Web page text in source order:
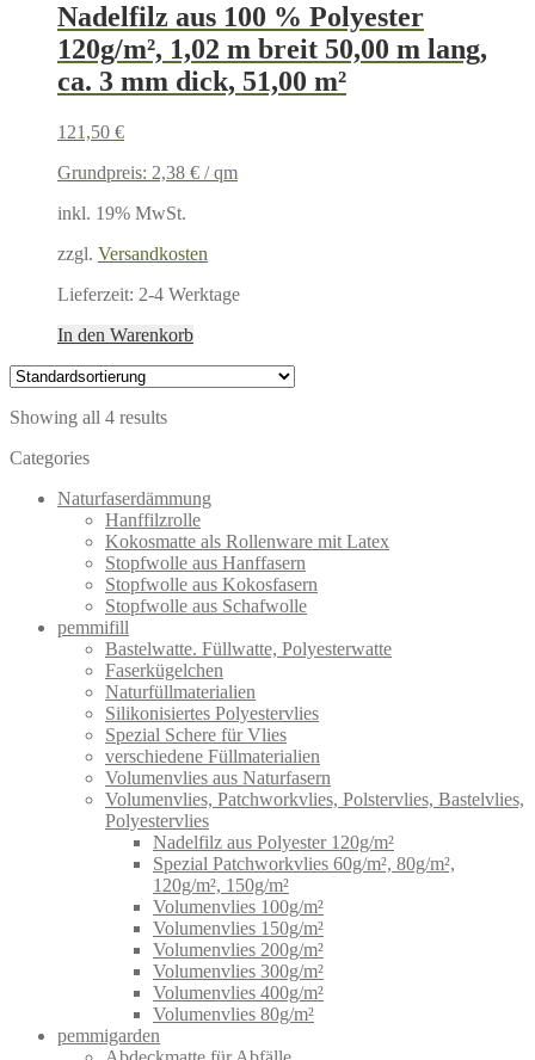
Nadelfilz aus 100 % Polyester
120g/m², 1,02 m breit 50,00 m lang,
ca. 3 mm dick, 51,00 m²
121,50 €
Grundpreis: 2,38 € /qm
inkl. 19% MwSt.
zzgl. Versandkosten
Lieferzeit: 2-4 Werktage
In den Warenkorb
Showing all 4 results
Categories
Naturfaserdämmung
Hanffilzrolle
Kokosmatte als Rollenware mit Latex
Stopfwolle aus Hanffasern
Stopfwolle aus Kokosfasern
Stopfwolle aus Schafwolle
pemmifill
Bastelwatte. Füllwatte, Polyesterwatte
Faserkügelchen
Naturfüllmaterialien
Silikonisiertes Polyestervlies
Spezial Schere für Vlies
verschiedene Füllmaterialien
Volumenvlies aus Naturfasern
Volumenvlies, Patchworkvlies, Polstervlies, Bastelvlies,
Polyestervlies
Nadelfilz aus Polyester 120g/m²
Spezial Patchworkvlies 60g/m², 80g/m²,
120g/m², 150g/m²
Volumenvlies 100g/m²
Volumenvlies 150g/m²
Volumenvlies 200g/m²
Volumenvlies 300g/m²
Volumenvlies 400g/m²
Volumenvlies 80g/m²
pemmigarden